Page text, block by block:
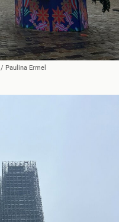
/ Paulina Ermel